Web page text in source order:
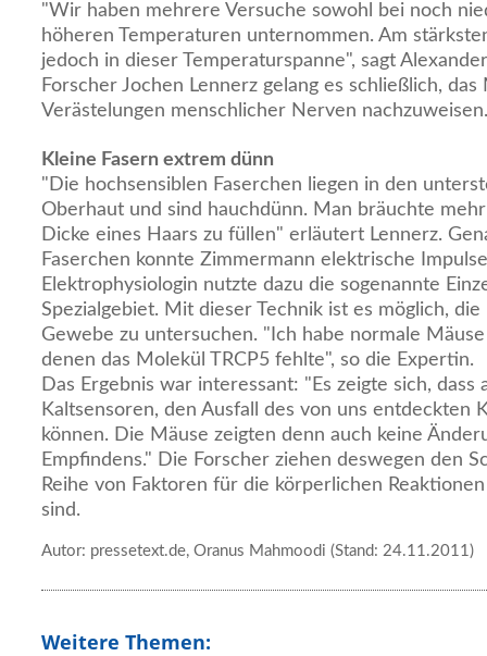
"Wir haben mehrere Versuche sowohl bei noch
höheren Temperaturen unternommen. Am
jedoch in dieser Temperaturspanne", sagt
Forscher Jochen Lennerz gelang es schließlich,
Verästelungen menschlicher Nerven nachzuweisen.
Kleine Fasern extrem dünn
"Die hochsensiblen Faserchen liegen in den
Oberhaut und sind hauchdünn. Man bräuchte
Dicke eines Haars zu füllen" erläutert Lennerz.
Faserchen konnte Zimmermann elektrische
Elektrophysiologin nutzte dazu die sogenannte
Spezialgebiet. Mit dieser Technik ist es möglich,
Gewebe zu untersuchen. "Ich habe normale
denen das Molekül TRCP5 fehlte", so die Expertin.
Das Ergebnis war interessant: "Es zeigte sich, dass
Kaltsensoren, den Ausfall des von uns entdeckten
können. Die Mäuse zeigten denn auch keine
Empfindens." Die Forscher ziehen deswegen den
Reihe von Faktoren für die körperlichen
sind.
Autor: pressetext.de, Oranus Mahmoodi (Stand: 24.11.2011)
Weitere Themen: